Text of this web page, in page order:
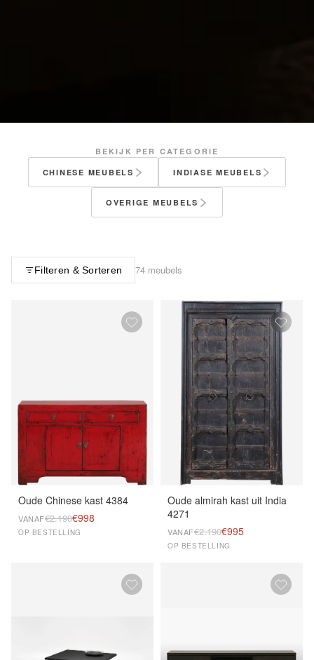
BEKIJK PER CATEGORIE
CHINESE MEUBELS
INDIASE MEUBELS
OVERIGE MEUBELS
Filteren & Sorteren 74 meubels
Oude Chinese kast 4384
VANAF€2.190€998
OP BESTELLING
Oude almirah kast uit India
4271
VANAF€2.190€995
OP BESTELLING